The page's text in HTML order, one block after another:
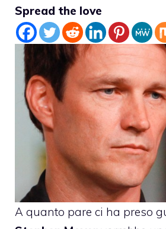
Spread the love
A quanto pare ci ha preso